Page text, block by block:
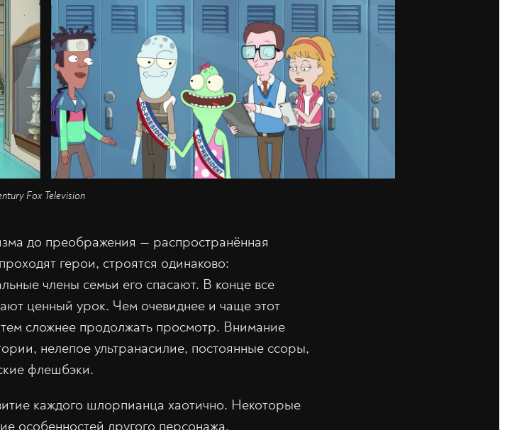
Fox Television
до преображения — распространённая
герои, строятся одинаково:
члены семьи его спасают. В конце все
ценный урок. Чем очевиднее и чаще этот
сложнее продолжать просмотр. Внимание
нелепое ультранасилие, постоянные ссоры,
флешбэки.
каждого шлорпианца хаотично. Некоторые
особенностей другого персонажа,